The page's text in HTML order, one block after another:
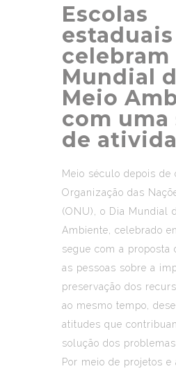
Escolas
estaduais
celebram
Mundial
Meio
com uma
de
Meio século depois de
Organização das
(ONU), o Dia Mundial
Ambiente, celebrado
segue com a proposta
as pessoas sobre a
preservação dos
ao mesmo tempo,
atitudes que
solução dos
Por meio de projetos e